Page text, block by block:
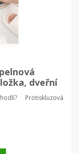
dveřní
Protiskluzová